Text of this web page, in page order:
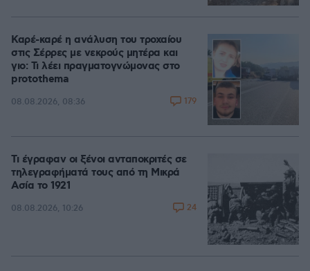
Καρέ-καρέ η ανάλυση του τροχαίου
στις Σέρρες με νεκρούς μητέρα και
γιο: Τι λέει πραγματογνώμονας στο
protothema
08.08.2026, 08:36 179
Τι έγραφαν οι ξένοι ανταποκριτές σε
τηλεγραφήματά τους από τη Μικρά
Ασία το 1921
08.08.2026, 10:26 24